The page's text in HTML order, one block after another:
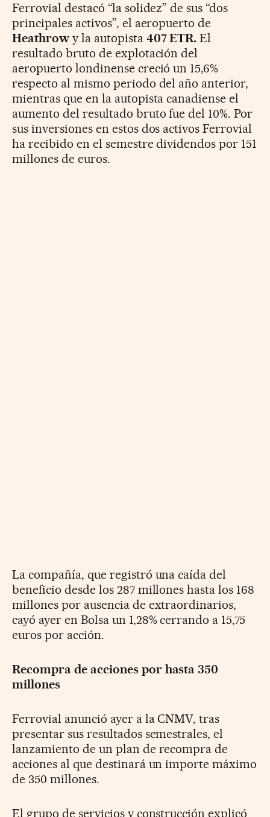
Ferrovial destacó “la solidez” de sus “dos
principales activos”, el aeropuerto de
Heathrowy la autopista407 ETR. El
resultado bruto de explotación del
aeropuerto londinense creció un 15,6%
respecto al mismo periodo del año anterior,
mientras que en la autopista canadiense el
aumento del resultado bruto fue del 10%. Por
sus inversiones en estos dos activos Ferrovial
ha recibido en el semestre dividendos por 151
millones de euros.
La compañía, que registró una caída del
beneficio desde los 287 millones hasta los 168
millones por ausencia de extraordinarios,
cayó ayer en Bolsa un 1,28% cerrando a 15,75
euros por acción.
Recompra de acciones por hasta 350
millones
Ferrovial anunció ayer a la CNMV, tras
presentar sus resultados semestrales, el
lanzamiento de un plan de recompra de
acciones al que destinará un importe máximo
de 350 millones.
El grupo de servicios y construcción explicó